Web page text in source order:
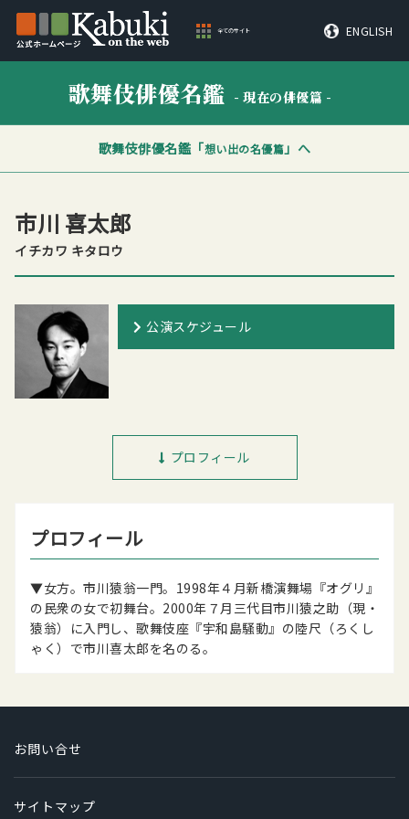
全てのサイト ENGLISH
歌舞伎俳優名鑑 - 現在の俳優篇 -
歌舞伎俳優名鑑「想い出の名優篇」へ
市川 喜太郎
イチカワ キタロウ
公演スケジュール
プロフィール
プロフィール
▼女方。市川猿翁一門。1998年４月新橋演舞場『オグリ』
の民衆の女で初舞台。2000年７月三代目市川猿之助（現・
猿翁）に入門し、歌舞伎座『宇和島騒動』の陸尺（ろくし
ゃく）で市川喜太郎を名のる。
お問い合せ
サイトマップ